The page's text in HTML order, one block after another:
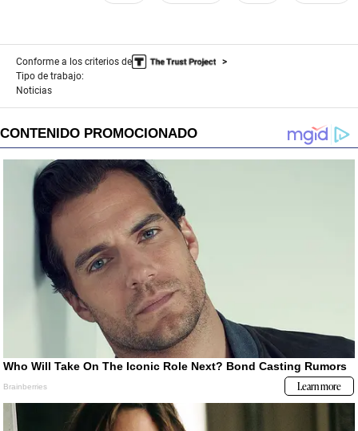
Conforme a los criterios de
Tipo de trabajo:
Noticias